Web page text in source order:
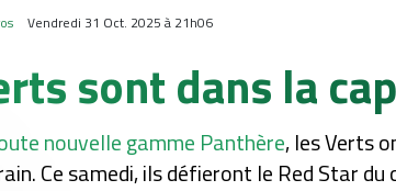
Vendredi 31 Oct. 2025 à 21h06
sont dans la
nouvelle gamme Panthère, les Verts
Ce samedi, ils défieront le Red Star du